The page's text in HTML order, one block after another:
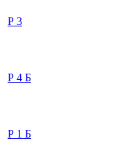
Р 3
Р 4 Б
Р 1 Б